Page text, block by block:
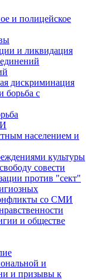
и полицейское
и ликвидация
дискриминация
борьба с
населением и
культуры
совести
против "сект"
со СМИ
и обществе
и
и призывы к